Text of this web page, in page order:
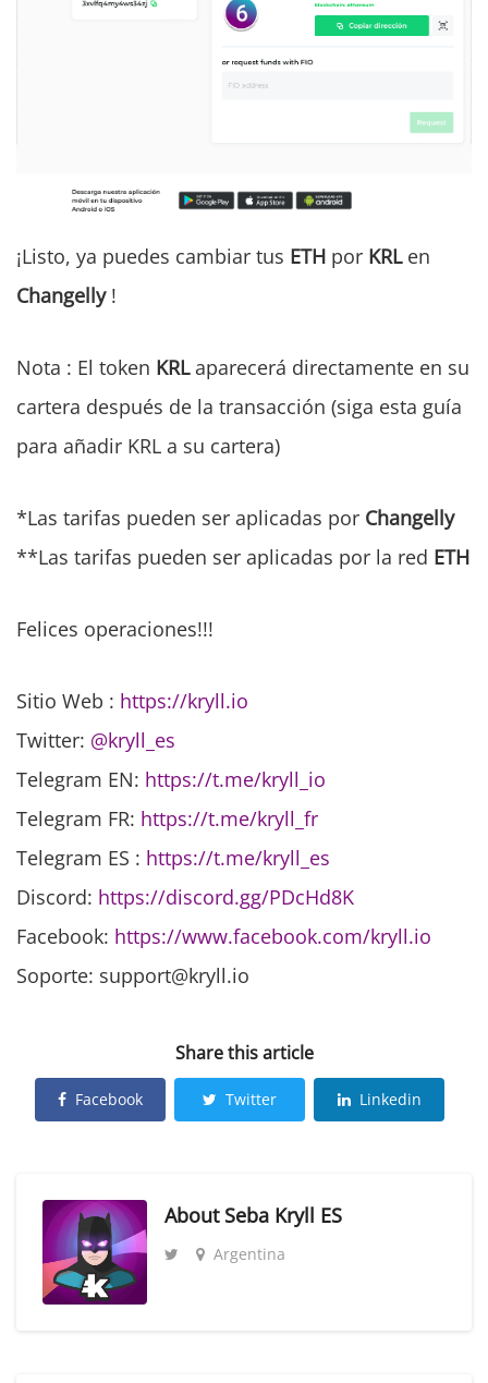
¡Listo, ya puedes cambiar tus ETH por KRLen
Changelly!
Nota : El token KRLaparecerá directamente en su
cartera después de la transacción (siga esta guía
para añadir KRL a su cartera)
*Las tarifas pueden ser aplicadas por Changelly
**Las tarifas pueden ser aplicadas por la red ETH
Felices operaciones!!!
Sitio Web : https://kryll.io
Twitter: @kryll_es
Telegram EN: https://t.me/kryll_io
Telegram FR: https://t.me/kryll_fr
Telegram ES : https://t.me/kryll_es
Discord: https://discord.gg/PDcHd8K
Facebook: https://www.facebook.com/kryll.io
Soporte: support@kryll.io
Share this article
Facebook Twitter Linkedin
About Seba Kryll ES
Argentina